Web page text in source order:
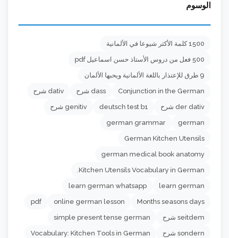
الوسوم
1500 كلمة الأكثر شيوعا في الألمانية
500 فعل من دروس الأستاذ حسن اسماعيل pdf
9 طرق للإعتذار باللغة الألمانية ويحبها الألمان
Conjunction in the German dass شرح dativ شرح
der dativ شرح deutsch test b1 genitiv شرح
german
german grammar
German Kitchen Utensils
german medical book anatomy
Kitchen Utensils Vocabulary in German.
learn german
learn german whatsapp
Months seasons days
online german lesson
pdf
seitdem شرح simple present tense german
sondern شرح Vocabulary: Kitchen Tools in German